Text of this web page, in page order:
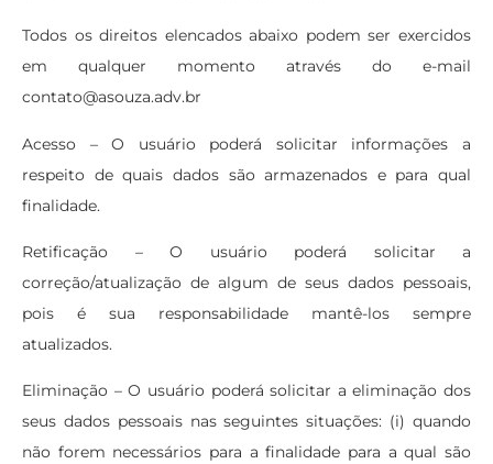
Todos os direitos elencados abaixo podem ser exercidos
em qualquer momento através do e-mail
contato@asouza.adv.br
Acesso – O usuário poderá solicitar informações a
respeito de quais dados são armazenados e para qual
finalidade.
Retificação – O usuário poderá solicitar a
correção/atualização de algum de seus dados pessoais,
pois é sua responsabilidade mantê-los sempre
atualizados.
Eliminação – O usuário poderá solicitar a eliminação dos
seus dados pessoais nas seguintes situações: (i) quando
não forem necessários para a finalidade para a qual são